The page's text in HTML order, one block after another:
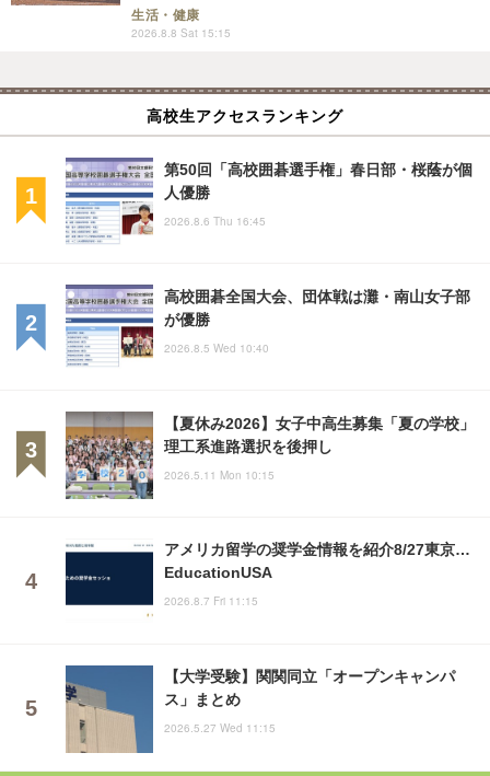
生活・健康
2026.8.8 Sat 15:15
高校生アクセスランキング
第50回「高校囲碁選手権」春日部・桜蔭が個
人優勝
2026.8.6 Thu 16:45
高校囲碁全国大会、団体戦は灘・南山女子部
が優勝
2026.8.5 Wed 10:40
【夏休み2026】女子中高生募集「夏の学校」
理工系進路選択を後押し
2026.5.11 Mon 10:15
アメリカ留学の奨学金情報を紹介8/27東京…
EducationUSA
2026.8.7 Fri 11:15
【大学受験】関関同立「オープンキャンパ
ス」まとめ
2026.5.27 Wed 11:15